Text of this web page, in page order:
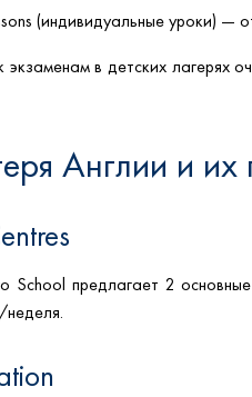
(индивидуальные уроки) —
в детских лагерях
Англии и
School предлагает 2